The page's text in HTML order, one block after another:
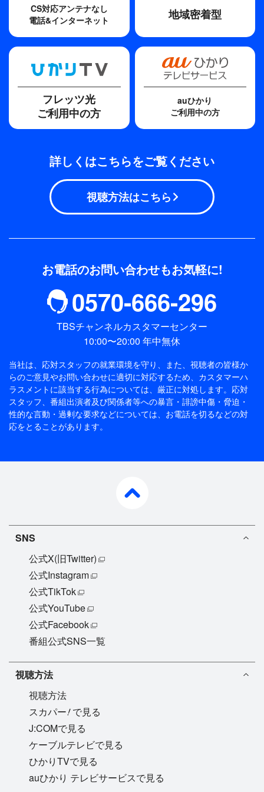
竹山洋
主題歌
シチリアーナ
歌手
平原綾香
CS対応アンテナなし
電話&インターネット
地域密着型
フレッツ光
ご利用中の方
auひかり
ご利用中の方
詳しくはこちらをご覧ください
視聴方法はこちら
お電話のお問い合わせもお気軽に!
0570-666-296
TBSチャンネルカスタマーセンター
10:00〜20:00 年中無休
当社は、応対スタッフの就業環境を守り、また、視聴者の皆様か
らのご意見やお問い合わせに適切に対応するため、 カスタマーハ
ラスメントに該当する行為については、厳正に対処します。応対
スタッフ、番組出演者及び関係者等への暴言・誹謗中傷・脅迫・
性的な言動・過剰な要求などについては、お電話を切るなどの対
応をとることがあります。
SNS
公式X(旧Twitter)
公式Instagram
公式TikTok
公式YouTube
公式Facebook
番組公式SNS一覧
視聴方法
視聴方法
スカパー!で見る
J:COMで見る
ケーブルテレビで見る
ひかりTVで見る
auひかり テレビサービスで見る